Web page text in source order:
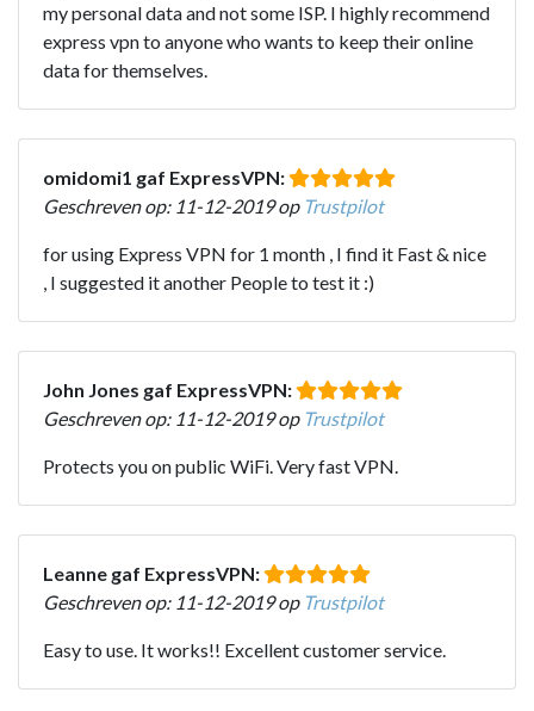
my personal data and not some ISP. I highly recommend
express vpn to anyone who wants to keep their online
data for themselves.
omidomi1 gaf ExpressVPN:
Geschreven op: 11-12-2019 op Trustpilot
for using Express VPN for 1 month , I find it Fast & nice
, I suggested it another People to test it :)
John Jones gaf ExpressVPN:
Geschreven op: 11-12-2019 op Trustpilot
Protects you on public WiFi. Very fast VPN.
Leanne gaf ExpressVPN:
Geschreven op: 11-12-2019 op Trustpilot
Easy to use. It works!! Excellent customer service.